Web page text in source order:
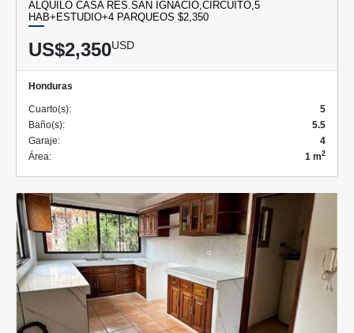
ALQUILO CASA RES.SAN IGNACIO,CIRCUITO,5
HAB+ESTUDIO+4 PARQUEOS $2,350
US$2,350USD
Honduras
Cuarto(s):
5
Baño(s):
5.5
Garaje:
4
Área:
1 m2